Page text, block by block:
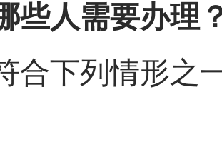
人需要办理
下列情形之一